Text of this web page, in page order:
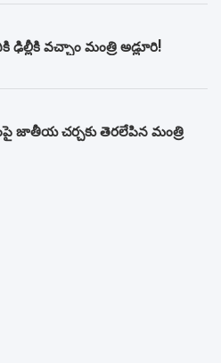
ఢిల్లీకి వచ్చాం మంత్రి అడ్లూరి!
జాతీయ చర్చకు తెరలేపిన మంత్రి